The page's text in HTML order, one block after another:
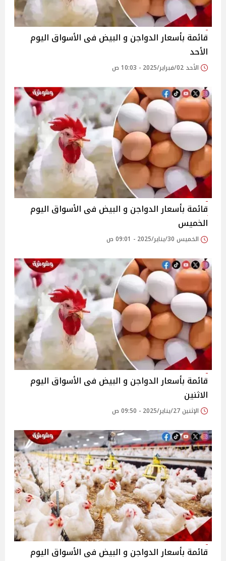
قائمة بأسعار الدواجن و البيض فى الأسواق اليوم
الأحد
الأحد 02/فبراير/2025 - 10:03 ص
قائمة بأسعار الدواجن و البيض فى الأسواق اليوم
الخميس
الخميس 30/يناير/2025 - 09:01 ص
قائمة بأسعار الدواجن و البيض فى الأسواق اليوم
الاثنين
الإثنين 27/يناير/2025 - 09:50 ص
قائمة بأسعار الدواجن و البيض فى الأسواق اليوم